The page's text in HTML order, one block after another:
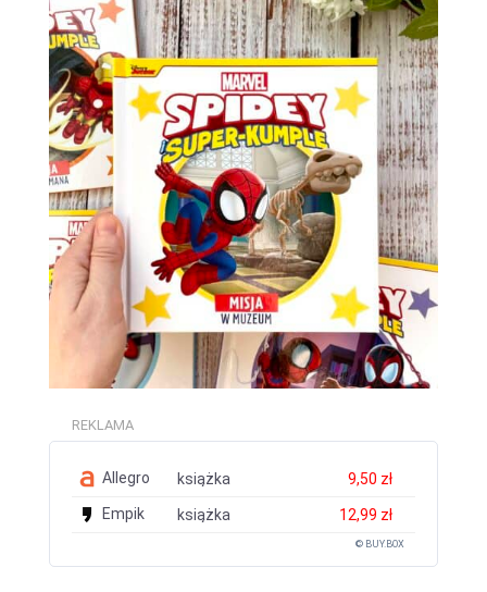
REKLAMA
Allegro książka
9,50 zł
Empik
książka 12,99 zł
© BUY.BOX